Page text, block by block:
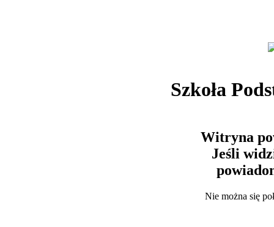
Szkoła
Witryna
Jeśli
Nie można się